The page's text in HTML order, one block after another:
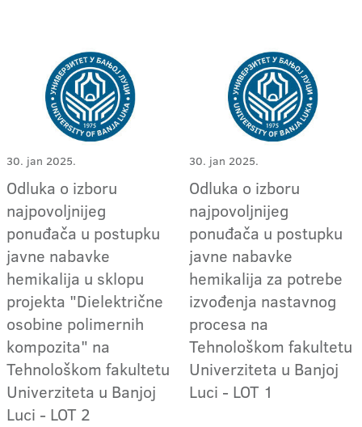
30. jan 2025.
Odluka o izboru
najpovoljnijeg
ponuđača u postupku
javne nabavke
hemikalija u sklopu
projekta "Dielektrične
osobine polimernih
kompozita" na
Tehnološkom fakultetu
Univerziteta u Banjoj
Luci - LOT 2
30. jan 2025.
Odluka o izboru
najpovoljnijeg
ponuđača u postupku
javne nabavke
hemikalija za potrebe
izvođenja nastavnog
procesa na
Tehnološkom fakultetu
Univerziteta u Banjoj
Luci - LOT 1